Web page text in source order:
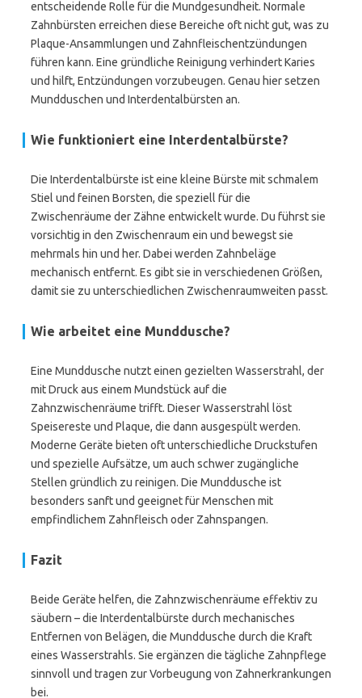
entscheidende Rolle für die Mundgesundheit. Normale
Zahnbürsten erreichen diese Bereiche oft nicht gut, was zu
Plaque-Ansammlungen und Zahnfleischentzündungen
führen kann. Eine gründliche Reinigung verhindert Karies
und hilft, Entzündungen vorzubeugen. Genau hier setzen
Mundduschen und Interdentalbürsten an.
Wie funktioniert eine Interdentalbürste?
Die Interdentalbürste ist eine kleine Bürste mit schmalem
Stiel und feinen Borsten, die speziell für die
Zwischenräume der Zähne entwickelt wurde. Du führst sie
vorsichtig in den Zwischenraum ein und bewegst sie
mehrmals hin und her. Dabei werden Zahnbeläge
mechanisch entfernt. Es gibt sie in verschiedenen Größen,
damit sie zu unterschiedlichen Zwischenraumweiten passt.
Wie arbeitet eine Munddusche?
Eine Munddusche nutzt einen gezielten Wasserstrahl, der
mit Druck aus einem Mundstück auf die
Zahnzwischenräume trifft. Dieser Wasserstrahl löst
Speisereste und Plaque, die dann ausgespült werden.
Moderne Geräte bieten oft unterschiedliche Druckstufen
und spezielle Aufsätze, um auch schwer zugängliche
Stellen gründlich zu reinigen. Die Munddusche ist
besonders sanft und geeignet für Menschen mit
empfindlichem Zahnfleisch oder Zahnspangen.
Fazit
Beide Geräte helfen, die Zahnzwischenräume effektiv zu
säubern – die Interdentalbürste durch mechanisches
Entfernen von Belägen, die Munddusche durch die Kraft
eines Wasserstrahls. Sie ergänzen die tägliche Zahnpflege
sinnvoll und tragen zur Vorbeugung von Zahnerkrankungen
bei.